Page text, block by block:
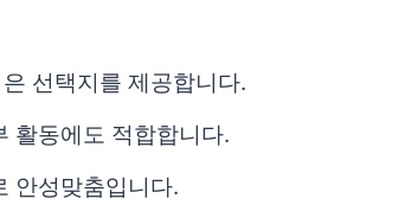
선택지를 제공합니다.
활동에도 적합합니다.
안성맞춤입니다.